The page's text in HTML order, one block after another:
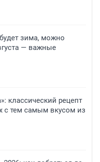
зима, можно
— важные
классический рецепт
с тем самым вкусом из